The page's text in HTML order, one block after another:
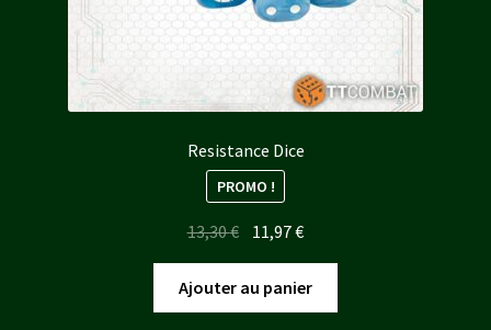
Resistance Dice
PROMO !
13,30€ Le
initial
était :
11,97€Le
actuel
est :
Ajouter au panier